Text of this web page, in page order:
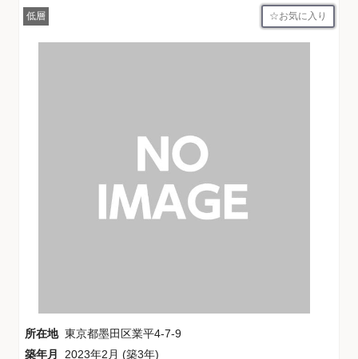
低層 お気に入り
所在地 東京都墨田区業平4-7-9
築年月
2023年2月 (築3年)